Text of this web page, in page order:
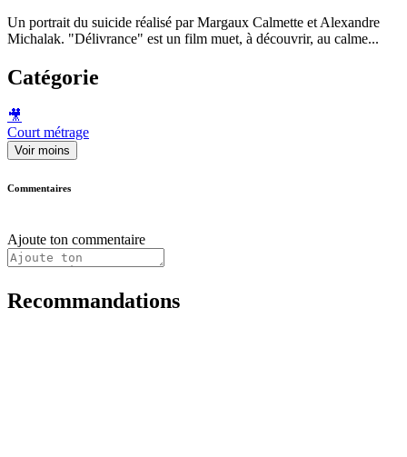
Un portrait du suicide réalisé par Margaux Calmette et Alexandre
Michalak. "Délivrance" est un film muet, à découvrir, au calme...
Catégorie
🎥
Court métrage
Voir moins
Commentaires
Ajoute ton commentaire
Recommandations